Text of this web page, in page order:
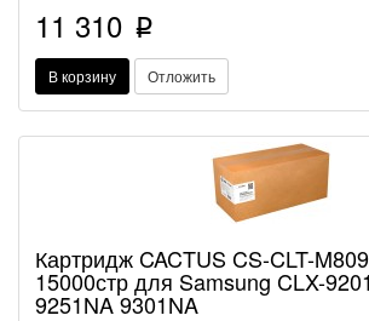
11 310 p
В корзину Отложить
Картридж CACTUS CS-CLT-
15000стр для Samsung CLX-
9251NA 9301NA